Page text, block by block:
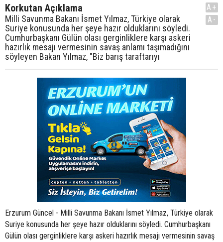
Korkutan Açıklama
Milli Savunma Bakanı İsmet Yılmaz, Türkiye olarak
Suriye konusunda her şeye hazır olduklarını söyledi.
Cumhurbaşkanı Gülün olası gerginliklere karşı askeri
hazırlık mesajı vermesinin savaş anlamı taşımadığını
söyleyen Bakan Yılmaz, "Biz barış taraftarıyı
A+
A-
Erzurum Güncel - Milli Savunma Bakanı İsmet Yılmaz, Türkiye olarak
Suriye konusunda her şeye hazır olduklarını söyledi. Cumhurbaşkanı
Gülün olası gerginliklere karşı askeri hazırlık mesajı vermesinin savaş